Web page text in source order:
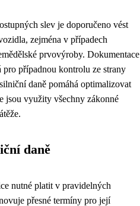
slev je doporučeno vést
zejména v případech
prvovýroby. Dokumentace
případnou kontrolu ze strany
daně pomáhá optimalizovat
jsou využity všechny zákonné
daně
nutné platit v pravidelných
přesné termíny pro její